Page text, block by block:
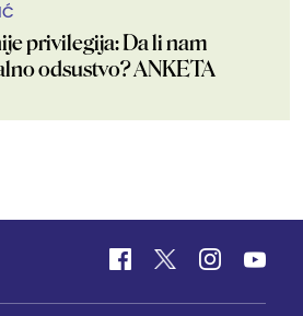
privilegija: Da li nam
odsustvo? ANKETA